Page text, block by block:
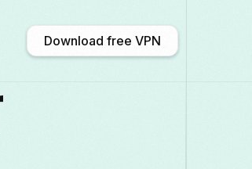
Download free VPN